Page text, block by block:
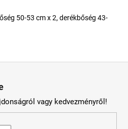
50-53 cm x 2, derékbőség 43-
vagy kedvezményről!